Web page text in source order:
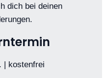
dich bei deinen
| kostenfrei